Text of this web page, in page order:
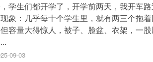
学生们都开学了，开学前两天，我开车
象：几乎每十个学生里，就有两三个拖
容量大得惊人，被子、脸盆、衣架，一
09-03